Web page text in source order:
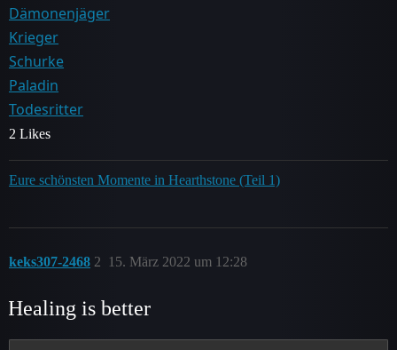
Dämonenjäger
Krieger
Schurke
Paladin
Todesritter
2 Likes
Eure schönsten Momente in Hearthstone (Teil 1)
keks307-2468 15. März 2022 um 12:28
2
Healing is better